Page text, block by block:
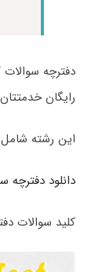
رایگان
این رشته
دانلود دفترچه
کلید سوالات